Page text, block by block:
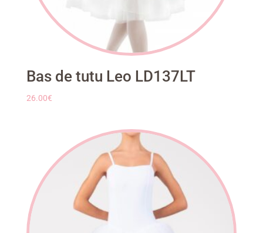
Bas de tutu Leo LD137LT
26.00€